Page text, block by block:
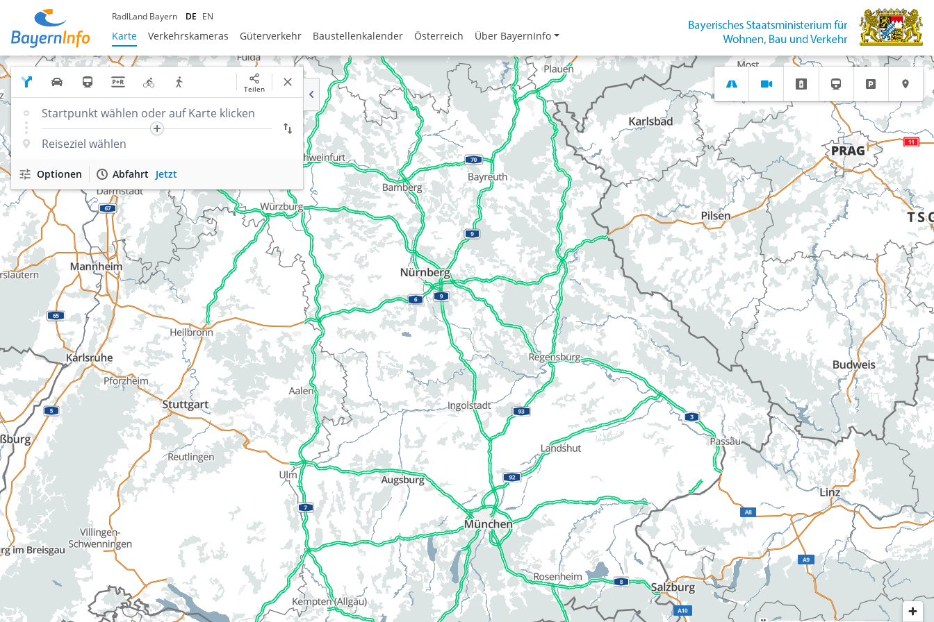
Karte Verkehrskameras Güterverkehr Baustellenkalender Österreich Über BayernInfo
RadlLand Bayern DE EN
Teilen
Optionen Abfahrt Jetzt